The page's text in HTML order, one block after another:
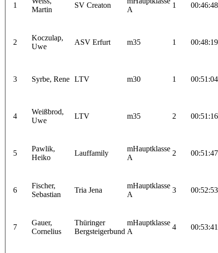
1
Martin
SV Creaton
A
1 00:46:48
2
Koczulap,
Uwe
ASV Erfurt m35 1 00:48:19
3 Syrbe, Rene LTV m30 1 00:51:04
4
Weißbrod,
Uwe
LTV m35 2 00:51:16
5
Pawlik,
Heiko
Lauffamily
mHauptklasse
A
2 00:51:47
6
Fischer,
Sebastian
Tria Jena
mHauptklasse
A
3 00:52:53
7
Gauer,
Cornelius
Thüringer
Bergsteigerbund
mHauptklasse
A
4 00:53:41